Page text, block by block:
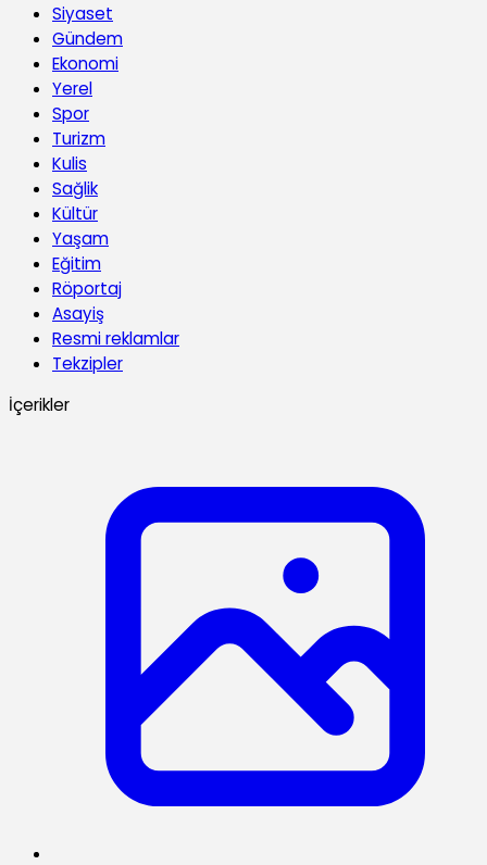
Siyaset
Gündem
Ekonomi
Yerel
Spor
Turizm
Kulis
Sağlik
Kültür
Yaşam
Eğitim
Röportaj
Asayiş
Resmi reklamlar
Tekzipler
İçerikler